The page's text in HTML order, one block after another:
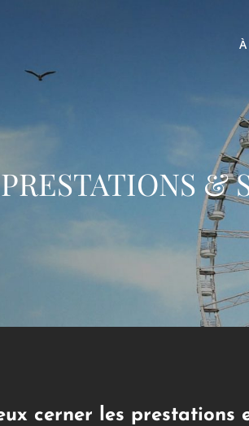
À
PRESTATIONS &
cerner les prestations